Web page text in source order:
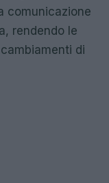
comunicazione
rendendo le
di